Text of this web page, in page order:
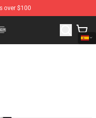
over $100
Regida